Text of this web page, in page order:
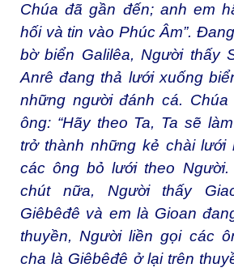
Chúa đã gần đến; anh em
hối và tin vào Phúc Âm”.
bờ biển Galilêa, Người thấy
Anrê đang thả lưới xuống
những người đánh cá.
ông: “Hãy theo Ta, Ta sẽ
trở thành những kẻ chài lưới
các ông bỏ lưới theo
chút nữa, Người thấy
Giêbêđê và em là Gioan
thuyền, Người liền gọi các
cha là Giêbêđê ở lại trên